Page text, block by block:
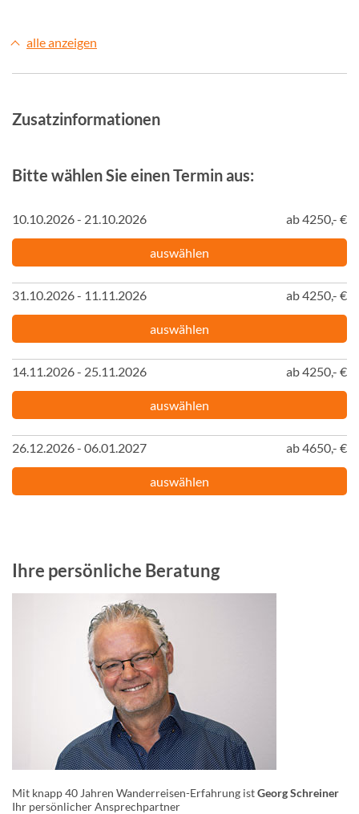
alle anzeigen
Zusatzinformationen
Bitte wählen Sie einen Termin aus:
10.10.2026 - 21.10.2026 ab 4250,- €
auswählen
31.10.2026 - 11.11.2026 ab 4250,- €
auswählen
14.11.2026 - 25.11.2026 ab 4250,- €
auswählen
26.12.2026 - 06.01.2027 ab 4650,- €
auswählen
Ihre persönliche Beratung
Mit knapp 40 Jahren Wanderreisen-Erfahrung istGeorg Schreiner
Ihr persönlicher Ansprechpartner